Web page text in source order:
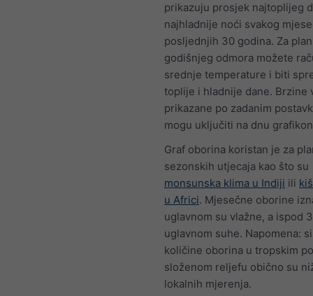
prikazuju prosjek najtoplijeg
najhladnije noći svakog
posljednjih 30 godina. Za
godišnjeg odmora možete
srednje temperature i biti
toplije i hladnije dane. Brzine
prikazane po zadanim
mogu uključiti na dnu
Graf oborina koristan je za
sezonskih utjecaja kao što su
monsunska klima u Indiji ili
u Africi. Mjesečne oborine
uglavnom su vlažne, a ispod
uglavnom suhe. Napomena:
količine oborina u tropskim
složenom reljefu obično su
lokalnih mjerenja.